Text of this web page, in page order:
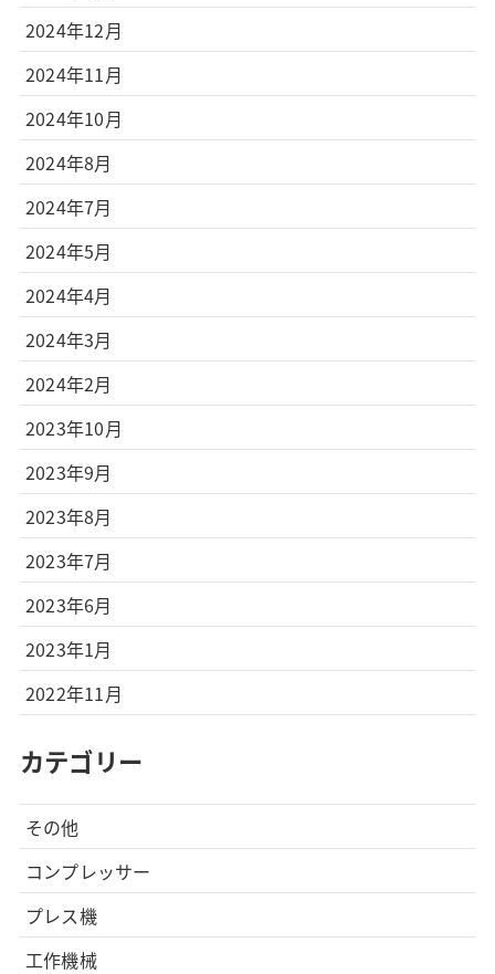
2024年12月
2024年11月
2024年10月
2024年8月
2024年7月
2024年5月
2024年4月
2024年3月
2024年2月
2023年10月
2023年9月
2023年8月
2023年7月
2023年6月
2023年1月
2022年11月
カテゴリー
その他
コンプレッサー
プレス機
工作機械